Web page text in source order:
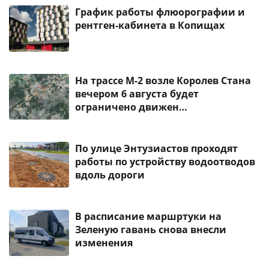
График работы флюорографии и
рентген-кабинета в Копищах
На трассе М-2 возле Королев Стана
вечером 6 августа будет
ограничено движен…
По улице Энтузиастов проходят
работы по устройству водоотводов
вдоль дороги
В расписание маршртуки на
Зеленую гавань снова внесли
изменения